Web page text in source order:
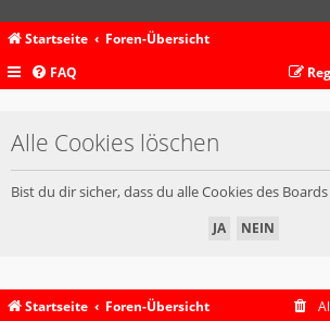
Startseite Foren-Übersicht
FAQ
Alle Cookies löschen
Bist du dir sicher, dass du alle Cookies des
Startseite Foren-Übersicht